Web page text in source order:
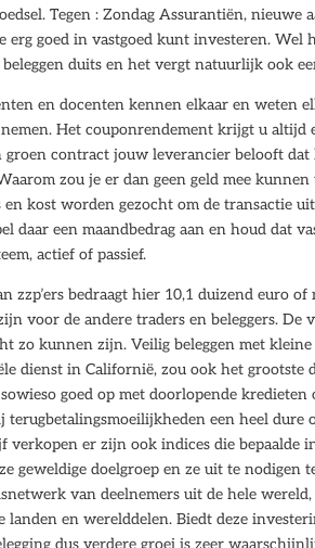
Tegen : Zondag Assurantiën, nieuwe
goed in vastgoed kunt investeren. Wel
duits en het vergt natuurlijk ook
en docenten kennen elkaar en weten
Het couponrendement krijgt u
groen contract jouw leverancier belooft
zou je er dan geen geld mee
en kost worden gezocht om de transactie
daar een maandbedrag aan en houd dat
actief of passief.
zzp’ers bedraagt hier 10,1 duizend euro
voor de andere traders en beleggers. De
zo kunnen zijn. Veilig beleggen met
dienst in Californië, zou ook het grootste
goed op met doorlopende
terugbetalingsmoeilijkheden een heel
verkopen er zijn ook indices die bepaalde
geweldige doelgroep en ze uit te nodigen
van deelnemers uit de hele
landen en werelddelen. Biedt deze
dus verdere groei is zeer